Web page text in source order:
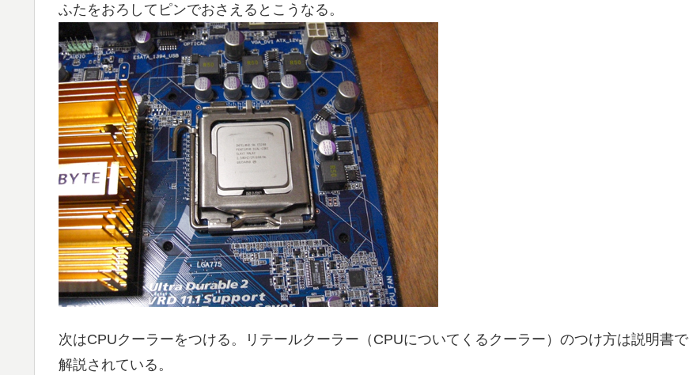
ふたをおろしてピンでおさえるとこうなる。
次はCPUクーラーをつける。リテールクーラー（CPUについてくるクーラー）のつけ方は説明書で
解説されている。